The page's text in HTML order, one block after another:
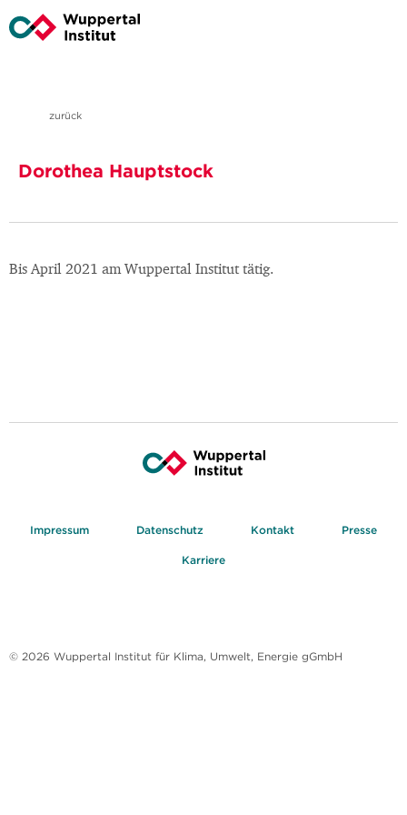
zurück
Dorothea Hauptstock
Bis April 2021 am Wuppertal Institut tätig.
Impressum Datenschutz Kontakt Presse
Karriere
© 2026 Wuppertal Institut für Klima, Umwelt, Energie gGmbH